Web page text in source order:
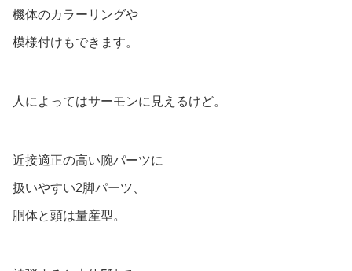
機体のカラーリングや
模様付けもできます。
人によってはサーモンに見えるけど。
近接適正の高い腕パーツに
扱いやすい2脚パーツ、
胴体と頭は量産型。